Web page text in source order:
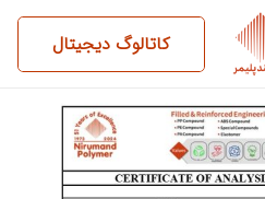
کاتالوگ دیجیتال